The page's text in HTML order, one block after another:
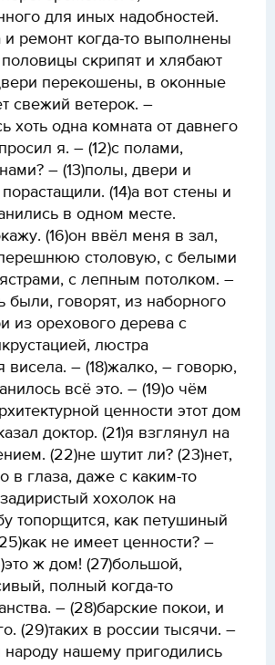
для иных надобностей.
и ремонт когда-то выполнены
скрипят и хлябают
перекошены, в оконные
свежий ветерок. –
хоть одна комната от давнего
я. – (12)с полами,
– (13)полы, двери и
(14)а вот стены и
в одном месте.
(16)он ввёл меня в зал,
столовую, с белыми
с лепным потолком. –
были, говорят, из наборного
из орехового дерева с
люстра
висела. – (18)жалко, – говорю,
всё это. – (19)о чём
ценности этот дом
доктор. (21)я взглянул на
(22)не шутит ли? (23)нет,
в глаза, даже с каким-то
хохолок на
топорщится, как петушиный
не имеет ценности? –
ж дом! (27)большой,
полный когда-то
– (28)барские покои, и
(29)таких в россии тысячи. –
народу нашему пригодились